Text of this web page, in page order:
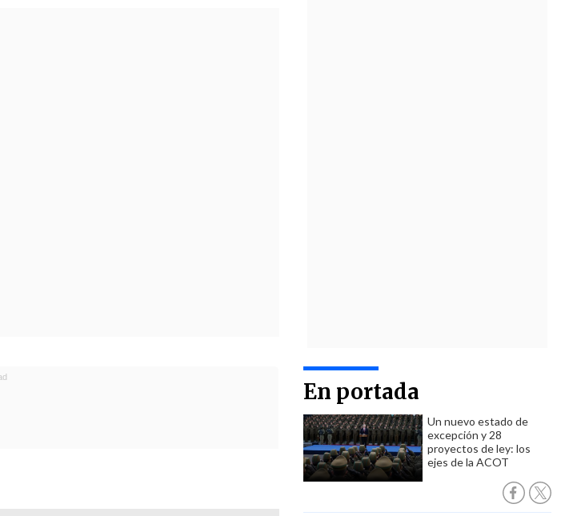
En portada
Un nuevo estado de
excepción y 28
proyectos de ley: los
ejes de la ACOT